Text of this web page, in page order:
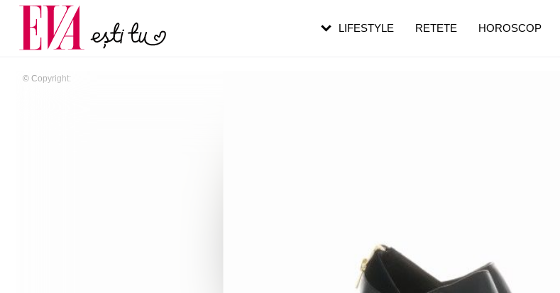
© Copyright:
LIFESTYLE RETETE HOROSCOP
Carieră
Actualitate
pe măsură ce înaintezi